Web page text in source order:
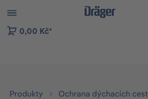
to B2B platform navigation
0,00 Kč*
Produkty
Ochrana dýchacích cest